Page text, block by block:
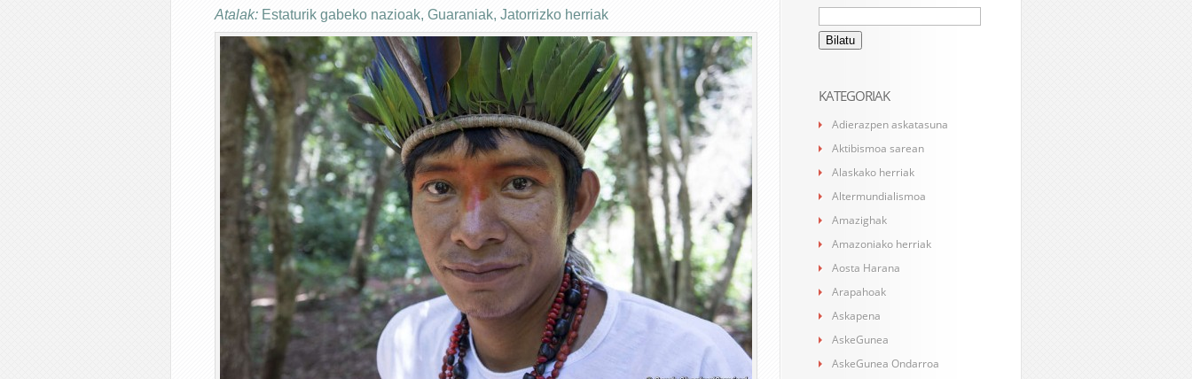
Atalak: Estaturik gabeko nazioak, Guaraniak, Jatorrizko herriak Bilatu:
KATEGORIAK
Adierazpen askatasuna
Aktibismoa sarean
Alaskako herriak
Altermundialismoa
Amazighak
Amazoniako herriak
Aosta Harana
Arapahoak
Askapena
AskeGunea
AskeGunea Ondarroa